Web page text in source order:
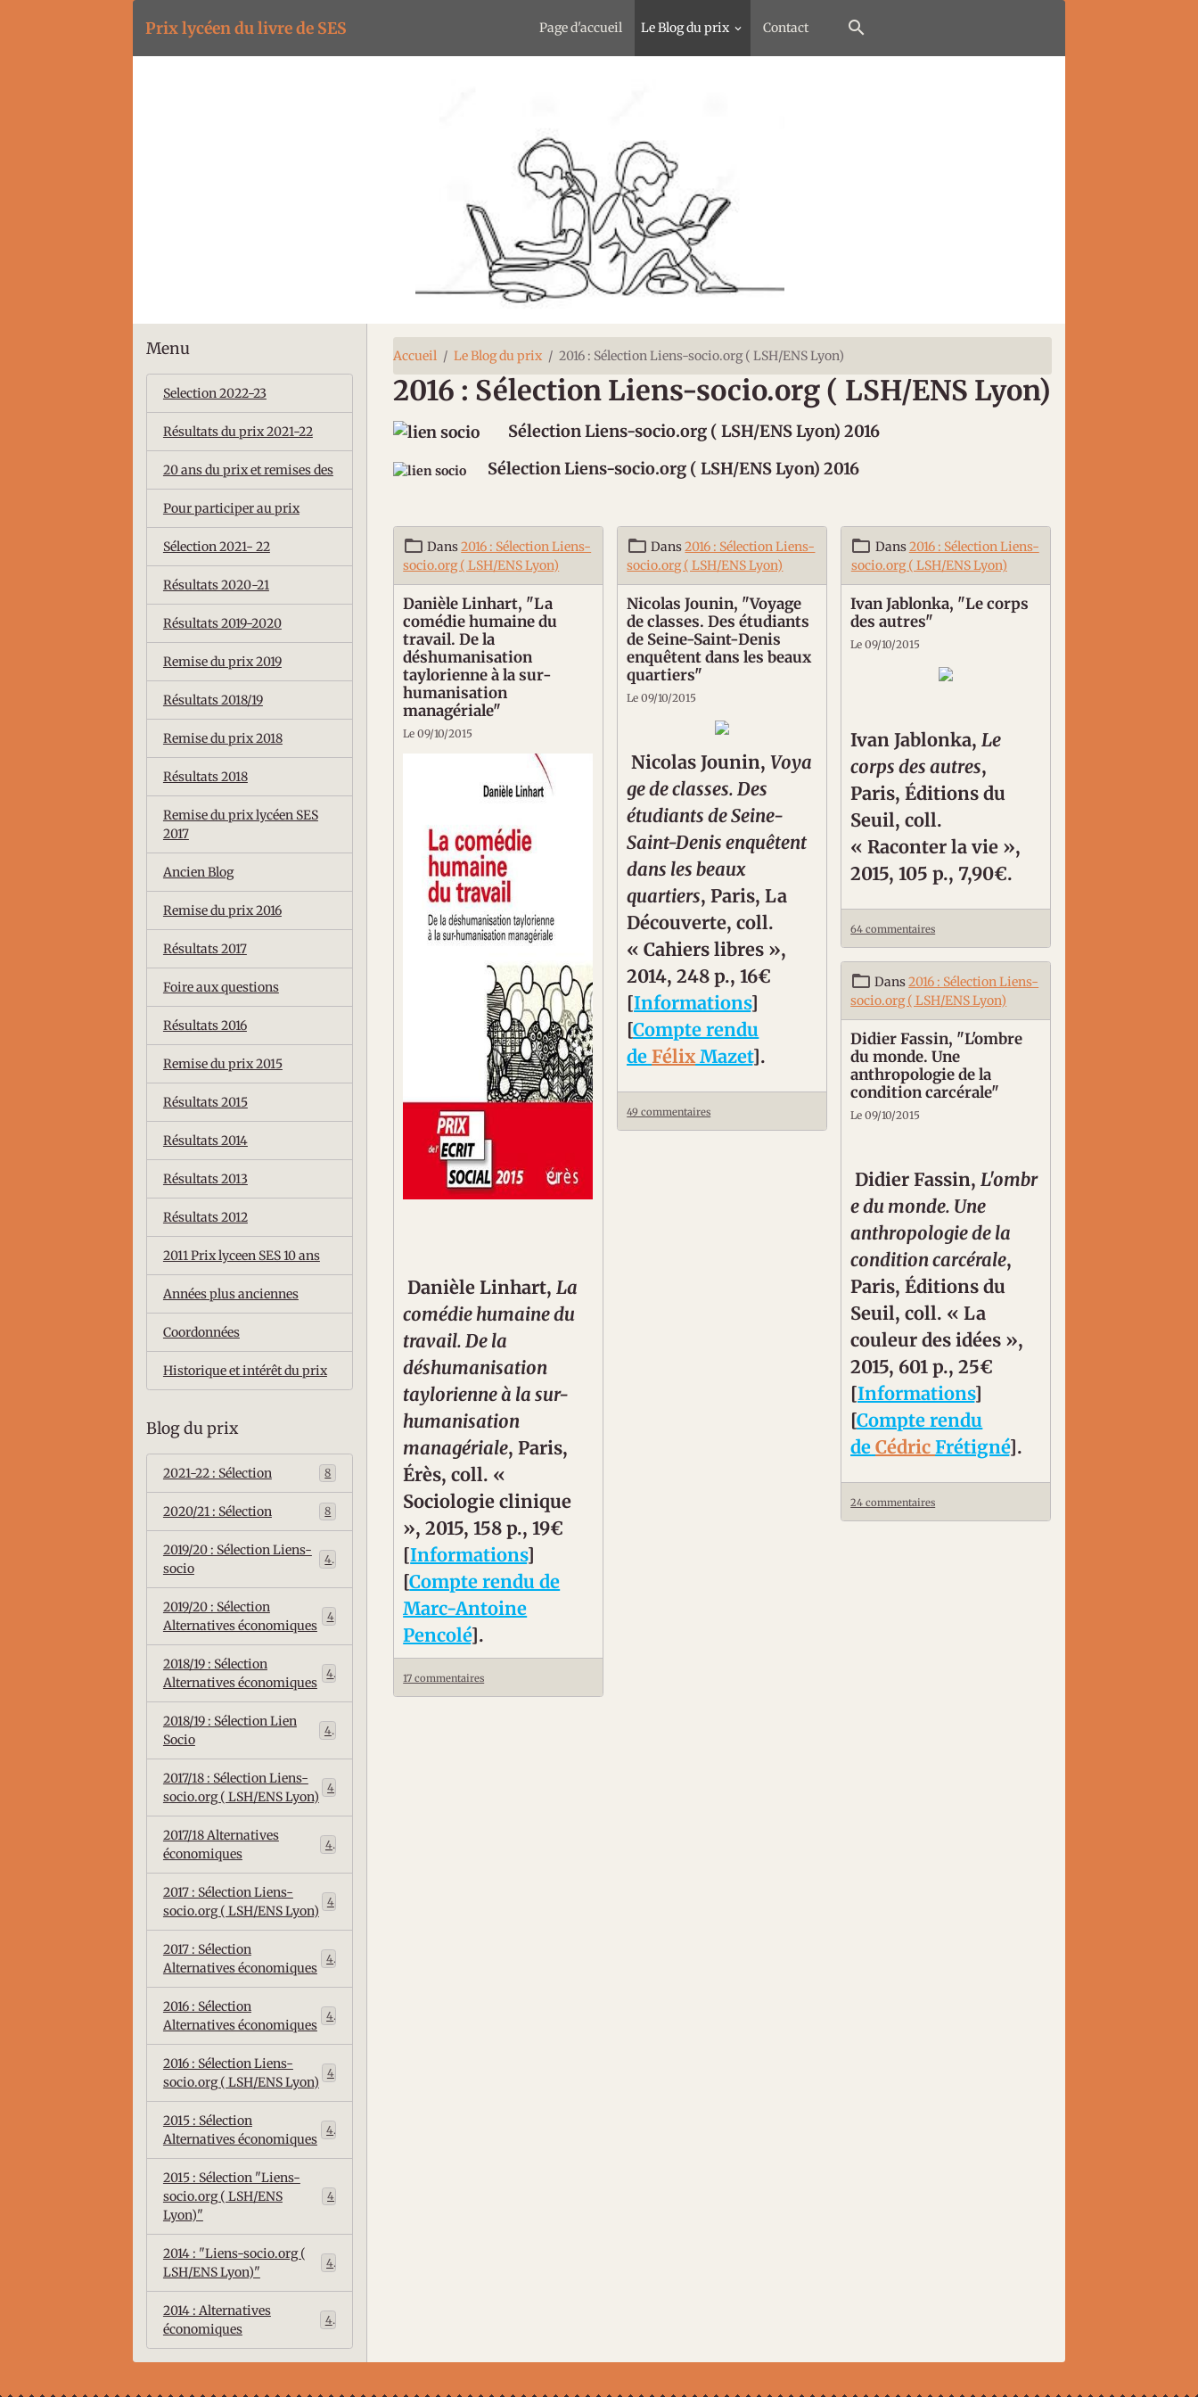
Prix lycéen du livre de SES Page d'accueil Le Blog du prix Contact
Accueil Le Blog du prix 2016 : Sélection Liens-socio.org ( LSH/ENS Lyon)
2016 : Sélection Liens-socio.org ( LSH/ENS Lyon)
Sélection Liens-socio.org ( LSH/ENS Lyon) 2016
Sélection Liens-socio.org ( LSH/ENS Lyon) 2016
Dans2016 : Sélection Liens-
socio.org ( LSH/ENS Lyon)
Danièle Linhart, "La
comédie humaine du
travail. De la
déshumanisation
taylorienne à la sur-
humanisation
managériale"
Le 09/10/2015
Danièle Linhart, La
comédie humaine du
travail. De la
déshumanisation
taylorienne à la sur-
humanisation
managériale, Paris,
Érès, coll. «
Sociologie clinique
», 2015, 158 p., 19€
[Informations]
[Compte rendu de
Marc-Antoine
Pencolé].
17 commentaires
Dans2016 : Sélection Liens-
socio.org ( LSH/ENS Lyon)
Nicolas Jounin, "Voyage
de classes. Des étudiants
de Seine-Saint-Denis
enquêtent dans les beaux
quartiers"
Le 09/10/2015
Nicolas Jounin, Voya
ge de classes. Des
étudiants de Seine-
Saint-Denis enquêtent
dans les beaux
quartiers, Paris, La
Découverte, coll.
« Cahiers libres »,
2014, 248 p., 16€
[Informations]
[Compte rendu
de Félix Mazet].
49 commentaires
Dans2016 : Sélection Liens-
socio.org ( LSH/ENS Lyon)
Ivan Jablonka, "Le corps
des autres"
Le 09/10/2015
Ivan Jablonka, Le
corps des autres,
Paris, Éditions du
Seuil, coll.
« Raconter la vie »,
2015, 105 p., 7,90€.
64 commentaires
Dans2016 : Sélection Liens-
socio.org ( LSH/ENS Lyon)
Didier Fassin, "L'ombre
du monde. Une
anthropologie de la
condition carcérale"
Le 09/10/2015
Didier Fassin, L'ombr
e du monde. Une
anthropologie de la
condition carcérale,
Paris, Éditions du
Seuil, coll. « La
couleur des idées »,
2015, 601 p., 25€
[Informations]
[Compte rendu
de CédricFrétigné].
24 commentaires
Menu
Selection 2022-23
Résultats du prix 2021-22
20 ans du prix et remises des
Pour participer au prix
Sélection 2021- 22
Résultats 2020-21
Résultats 2019-2020
Remise du prix 2019
Résultats 2018/19
Remise du prix 2018
Résultats 2018
Remise du prix lycéen SES
2017
Ancien Blog
Remise du prix 2016
Résultats 2017
Foire aux questions
Résultats 2016
Remise du prix 2015
Résultats 2015
Résultats 2014
Résultats 2013
Résultats 2012
2011 Prix lyceen SES 10 ans
Années plus anciennes
Coordonnées
Historique et intérêt du prix
Blog du prix
2021-22 : Sélection 8
2020/21 : Sélection 8
2019/20 : Sélection Liens-
socio
4
2019/20 : Sélection
Alternatives économiques
4
2018/19 : Sélection
Alternatives économiques
4
2018/19 : Sélection Lien
Socio
4
2017/18 : Sélection Liens-
socio.org ( LSH/ENS Lyon)
2017/18 Alternatives
économiques
4
2017 : Sélection Liens-
socio.org ( LSH/ENS Lyon)
4
2017 : Sélection
Alternatives économiques
4
2016 : Sélection
Alternatives économiques
4
2016 : Sélection Liens-
socio.org ( LSH/ENS Lyon)
4
2015 : Sélection
Alternatives économiques
4
2015 : Sélection "Liens-
socio.org ( LSH/ENS
Lyon)"
2014 : "Liens-socio.org (
LSH/ENS Lyon)"
4
2014 : Alternatives
économiques
4